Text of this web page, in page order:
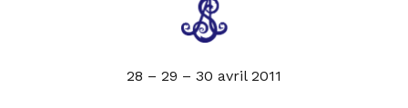
28 – 29 – 30 avril 2011